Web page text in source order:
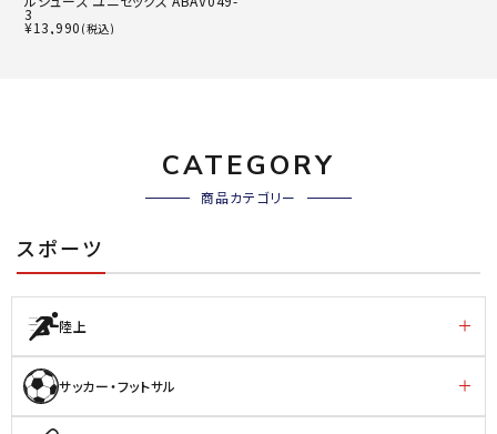
3
¥13,990 (税込)
CATEGORY
商品カテゴリー
スポーツ
陸上
サッカー・フットサル